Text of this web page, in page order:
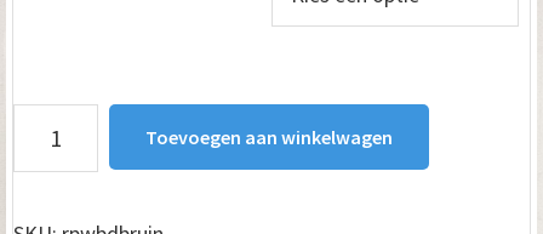
Deluxe
aantal
Toevoegen aan winkelwagen